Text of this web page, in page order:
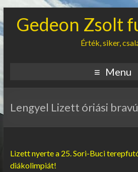
Gedeon Zsolt
Érték, siker,
Menu
Lengyel Lizett óriási
Lizett nyerte a 25. Sori-Buci
diákolimpiát!